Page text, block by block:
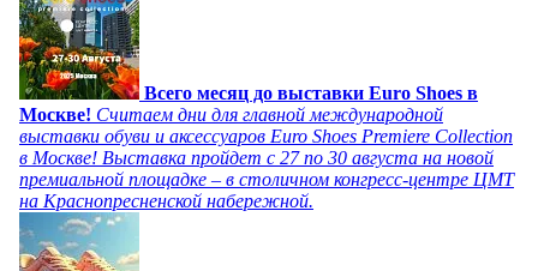
Всего месяц до выставки Euro Shoes в
Москве! Считаем дни для главной международной
выставки обуви и аксессуаров Euro Shoes Premiere Collection
в Москве! Выставка пройдет с 27 по 30 августа на новой
премиальной площадке – в столичном конгресс-центре ЦМТ
на Краснопресненской набережной.